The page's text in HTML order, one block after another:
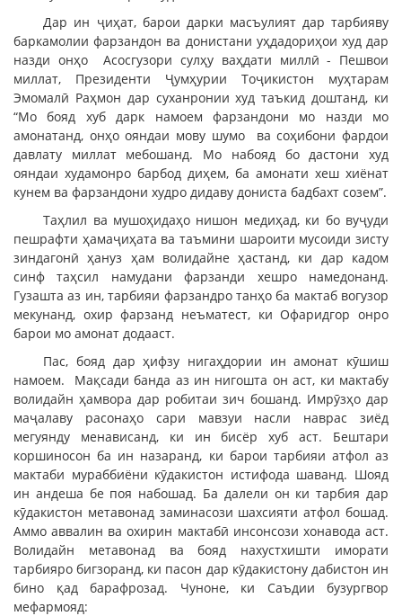
Дар ин ҷиҳат, барои дарки масъулият дар тарбияву
баркамолии фарзандон ва донистани уҳдадориҳои худ дар
назди онҳо Асосгузори сулҳу ваҳдати миллӣ - Пешвои
миллат, Президенти Ҷумҳурии Тоҷикистон муҳтарам
Эмомалӣ Раҳмон дар суханронии худ таъкид доштанд, ки
“Мо бояд хуб дарк намоем фарзандони мо назди мо
амонатанд, онҳо ояндаи мову шумо ва соҳибони фардои
давлату миллат мебошанд. Мо набояд бо дастони худ
ояндаи худамонро барбод диҳем, ба амонати хеш хиёнат
кунем ва фарзандони худро дидаву дониста бадбахт созем”.
Таҳлил ва мушоҳидаҳо нишон медиҳад, ки бо вуҷуди
пешрафти ҳамаҷиҳата ва таъмини шароити мусоиди зисту
зиндагонӣ ҳануз ҳам волидайне ҳастанд, ки дар кадом
синф таҳсил намудани фарзанди хешро намедонанд.
Гузашта аз ин, тарбияи фарзандро танҳо ба мактаб вогузор
мекунанд, охир фарзанд неъматест, ки Офаридгор онро
барои мо амонат додааст.
Пас, бояд дар ҳифзу нигаҳдории ин амонат кӯшиш
намоем. Мақсади банда аз ин нигошта он аст, ки мактабу
волидайн ҳамвора дар робитаи зич бошанд. Имрӯзҳо дар
маҷалаву расонаҳо сари мавзуи насли наврас зиёд
мегуянду менависанд, ки ин бисёр хуб аст. Бештари
коршиносон ба ин назаранд, ки барои тарбияи атфол аз
мактаби мураббиёни кӯдакистон истифода шаванд. Шояд
ин андеша бе поя набошад. Ба далели он ки тарбия дар
кӯдакистон метавонад заминасози шахсияти атфол бошад.
Аммо аввалин ва охирин мактабӣ инсонсози хонавода аст.
Волидайн метавонад ва бояд нахустхишти иморати
тарбияро бигзоранд, ки пасон дар кӯдакистону дабистон ин
бино қад барафрозад. Чуноне, ки Саъдии бузургвор
мефармояд: